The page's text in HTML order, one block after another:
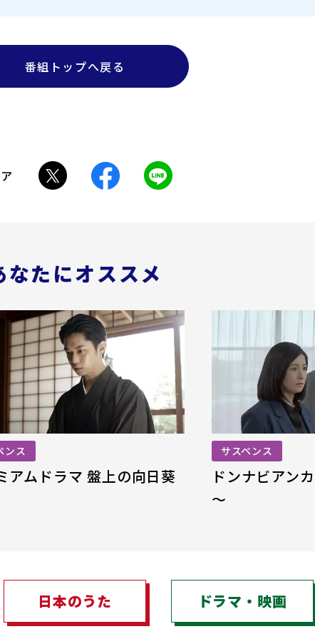
番組トップへ戻る
なたにオススメ
ンス
アムドラマ 盤上の向日葵
サスペンス
ドンナビアンカ
～
日本のうた ドラマ ・ 映画